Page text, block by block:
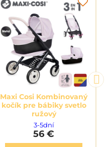
Maxi Cosi Kombinovaný
kočík pre bábiky svetlo
ružový
3-5dní
56 €